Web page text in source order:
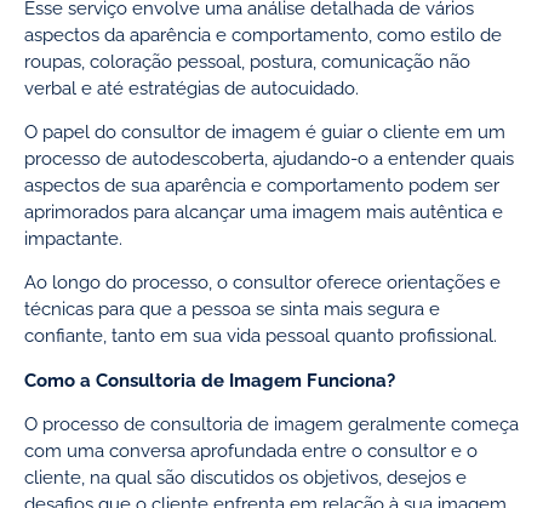
Esse serviço envolve uma análise detalhada de vários
aspectos da aparência e comportamento, como estilo de
roupas, coloração pessoal, postura, comunicação não
verbal e até estratégias de autocuidado.
O papel do consultor de imagem é guiar o cliente em um
processo de autodescoberta, ajudando-o a entender quais
aspectos de sua aparência e comportamento podem ser
aprimorados para alcançar uma imagem mais autêntica e
impactante.
Ao longo do processo, o consultor oferece orientações e
técnicas para que a pessoa se sinta mais segura e
confiante, tanto em sua vida pessoal quanto profissional.
Como a Consultoria de Imagem Funciona?
O processo de consultoria de imagem geralmente começa
com uma conversa aprofundada entre o consultor e o
cliente, na qual são discutidos os objetivos, desejos e